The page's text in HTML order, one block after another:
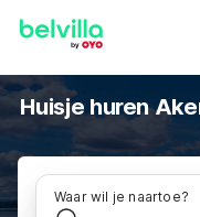
Huisje huren
Waar wil je naartoe?